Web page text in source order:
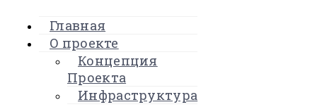
Главная
О проекте
Концепция
Проекта
Инфраструктура